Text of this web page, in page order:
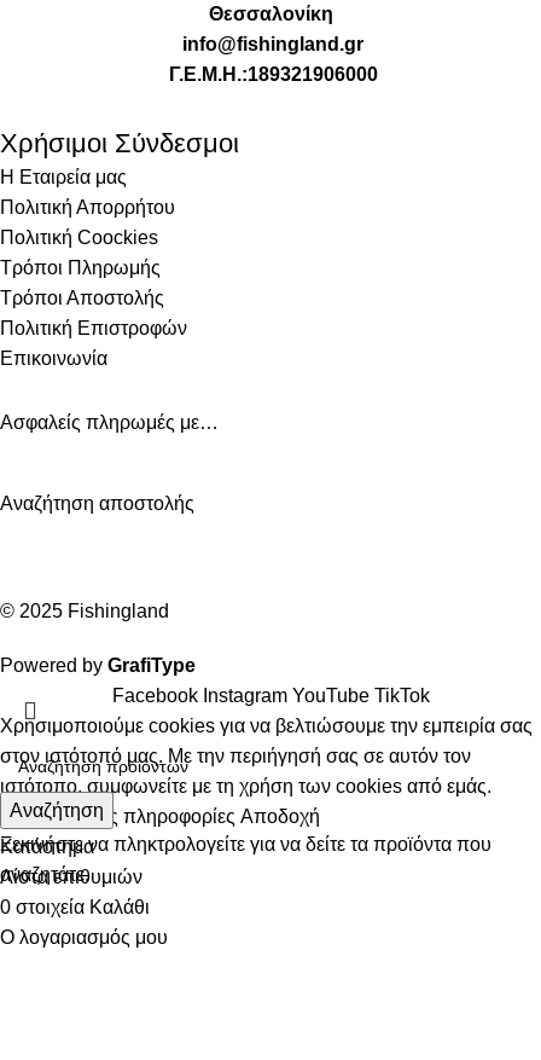
Θεσσαλονίκη
info@fishingland.gr
Γ.Ε.Μ.Η.:189321906000
Χρήσιμοι Σύνδεσμοι
Η Εταιρεία μας
Πολιτική Απορρήτου
Πολιτική Coockies
Τρόποι Πληρωμής
Τρόποι Αποστολής
Πολιτική Επιστροφών
Επικοινωνία
Ασφαλείς πληρωμές με…
Αναζήτηση αποστολής
© 2025 Fishingland
Powered by GrafiType
Αναζήτηση
Ξεκινήστε να πληκτρολογείτε για να δείτε τα προϊόντα που
αναζητάτε.
Facebook Instagram YouTube TikTok
Χρησιμοποιούμε cookies για να βελτιώσουμε την εμπειρία σας
στον ιστότοπό μας. Με την περιήγησή σας σε αυτόν τον
ιστότοπο, συμφωνείτε με τη χρήση των cookies από εμάς.
Περισσότερες πληροφορίες Αποδοχή
Κατάστημα
Λίστα επιθυμιών
0 στοιχεία Καλάθι
Ο λογαριασμός μου